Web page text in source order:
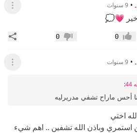
• 9 سنوات عرض
خير 💗💭
إعجاب0 عدم إعجاب
0
• 9 سنوات عرض
:
أحس ماراح تشفي مدريرليه
اختي
استمري وباذن الله تشفين .. اهم شيء